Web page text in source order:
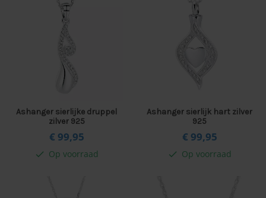
Ashanger sierlijke druppel
zilver 925
€ 99,95
check Op voorraad
Ashanger sierlijk hart zilver
925
€ 99,95
check Op voorraad